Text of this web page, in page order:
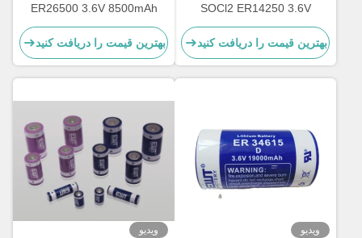
SOCl2 ER14250 3.6V
1200mAh 1/2AA TL-4902,
TLL-5902, LS14250, XL-
050F, SB-AA02, PT-2150
بهترین قیمت را دریافت کنید
ER26500 3.6V 8500mAh
LSH14 باتری لیتیوم
بهترین قیمت را دریافت کنید
ویدیو ویدیو